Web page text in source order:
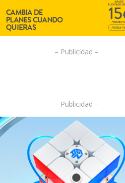
– Publicidad –
– Publicidad –